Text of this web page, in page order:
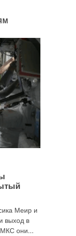
Меир и
выход в
МКС они...